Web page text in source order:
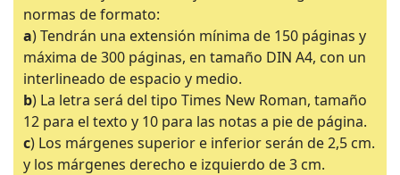
normas de formato:
a) Tendrán una extensión mínima de 150 páginas y
máxima de 300 páginas, en tamaño DIN A4, con un
interlineado de espacio y medio.
b) La letra será del tipo Times New Roman, tamaño
12 para el texto y 10 para las notas a pie de página.
c) Los márgenes superior e inferior serán de 2,5 cm.
y los márgenes derecho e izquierdo de 3 cm.